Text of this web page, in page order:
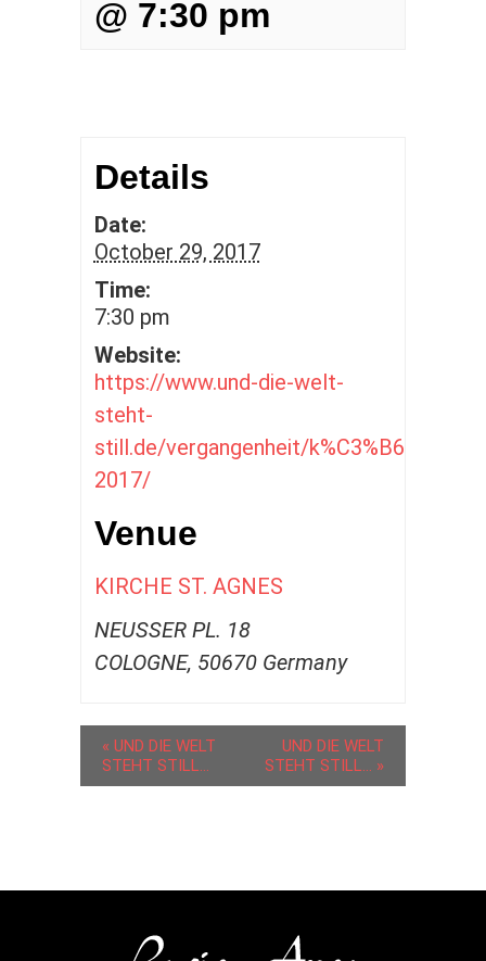
@ 7:30 pm
Details
Date:
October 29, 2017
Time:
7:30 pm
Website:
https://www.und-die-welt-
steht-
still.de/vergangenheit/k%C3%B6ln-
2017/
Venue
KIRCHE ST. AGNES
NEUSSER PL. 18
COLOGNE, 50670 Germany
« UND DIE WELT
STEHT STILL…
UND DIE WELT
STEHT STILL… »